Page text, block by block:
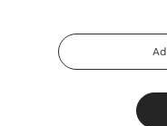
Adresa
Email